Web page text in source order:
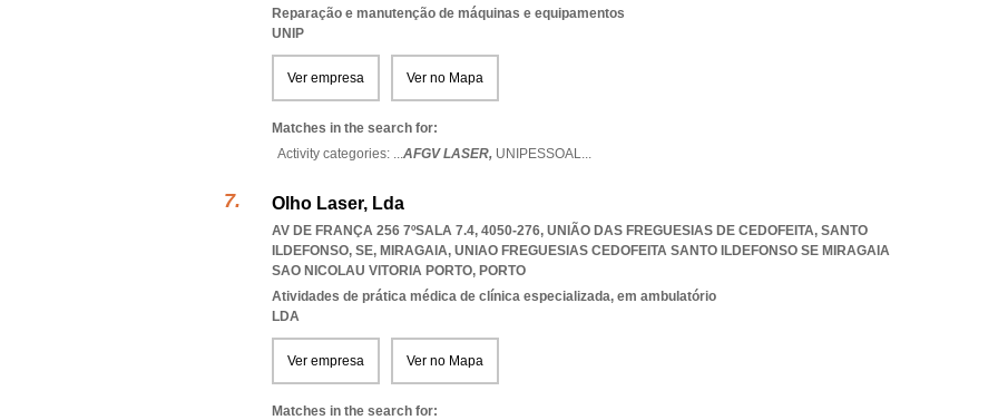
Reparação e manutenção de máquinas e equipamentos
UNIP
Ver empresa Ver no Mapa
Matches in the search for:
Activity categories: ...AFGV LASER, UNIPESSOAL...
Olho Laser, Lda
AV DE FRANÇA 256 7ºSALA 7.4, 4050-276, UNIÃO DAS FREGUESIAS DE CEDOFEITA, SANTO
ILDEFONSO, SE, MIRAGAIA, UNIAO FREGUESIAS CEDOFEITA SANTO ILDEFONSO SE MIRAGAIA
SAO NICOLAU VITORIA PORTO, PORTO
Atividades de prática médica de clínica especializada, em ambulatório
LDA
Ver empresa Ver no Mapa
Matches in the search for: